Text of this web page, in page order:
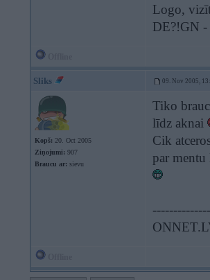
Logo,
DE?!GN -
Sliks 09. Nov 2005,
Kopš: 20. Oct 2005
Ziņojumi: 907
Braucu ar: sievu
Tiko
līdz aknai
Cik
par mentu